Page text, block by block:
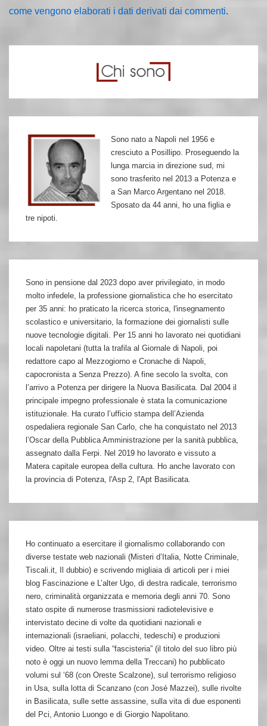
come vengono elaborati i dati derivati dai commenti.
Sono nato a Napoli nel 1956 e
cresciuto a Posillipo. Proseguendo la
lunga marcia in direzione sud, mi
sono trasferito nel 2013 a Potenza e
a San Marco Argentano nel 2018.
Sposato da 44 anni, ho una figlia e
tre nipoti.
Sono in pensione dal 2023 dopo aver privilegiato, in modo
molto infedele, la professione giornalistica che ho esercitato
per 35 anni: ho praticato la ricerca storica, l'insegnamento
scolastico e universitario, la formazione dei giornalisti sulle
nuove tecnologie digitali. Per 15 anni ho lavorato nei quotidiani
locali napoletani (tutta la trafila al Giornale di Napoli, poi
redattore capo al Mezzogiorno e Cronache di Napoli,
capocronista a Senza Prezzo). A fine secolo la svolta, con
l’arrivo a Potenza per dirigere la Nuova Basilicata. Dal 2004 il
principale impegno professionale è stata la comunicazione
istituzionale. Ha curato l’ufficio stampa dell’Azienda
ospedaliera regionale San Carlo, che ha conquistato nel 2013
l’Oscar della Pubblica Amministrazione per la sanità pubblica,
assegnato dalla Ferpi. Nel 2019 ho lavorato e vissuto a
Matera capitale europea della cultura. Ho anche lavorato con
la provincia di Potenza, l'Asp 2, l'Apt Basilicata.
Ho continuato a esercitare il giornalismo collaborando con
diverse testate web nazionali (Misteri d’Italia, Notte Criminale,
Tiscali.it, Il dubbio) e scrivendo migliaia di articoli per i miei
blog Fascinazione e L’alter Ugo, di destra radicale, terrorismo
nero, criminalità organizzata e memoria degli anni 70. Sono
stato ospite di numerose trasmissioni radiotelevisive e
intervistato decine di volte da quotidiani nazionali e
internazionali (israeliani, polacchi, tedeschi) e produzioni
video. Oltre ai testi sulla “fascisteria” (il titolo del suo libro più
noto è oggi un nuovo lemma della Treccani) ho pubblicato
volumi sul ‘68 (con Oreste Scalzone), sul terrorismo religioso
in Usa, sulla lotta di Scanzano (con José Mazzei), sulle rivolte
in Basilicata, sulle sette assassine, sulla vita di due esponenti
del Pci, Antonio Luongo e di Giorgio Napolitano.